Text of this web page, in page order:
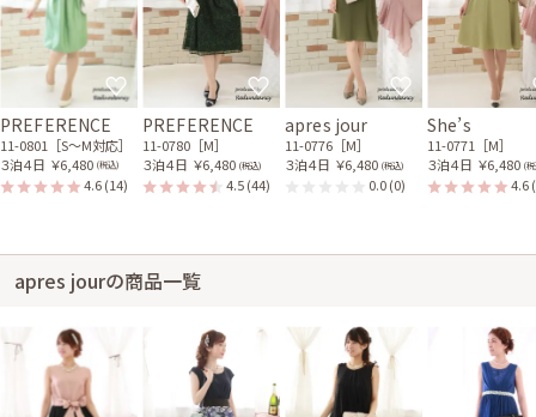
PREFERENCE
11-0801［S〜M対応］
３泊４日 ￥6,480 (税込)
4.6(14)
PREFERENCE
11-0780［M］
３泊４日 ￥6,480 (税込)
4.5(44)
apres jour
11-0776［M］
３泊４日 ￥6,480 (税込)
0.0(0)
She’s
11-0771［M］
３泊４日 ￥6,480 (
4.6
apres jourの商品一覧